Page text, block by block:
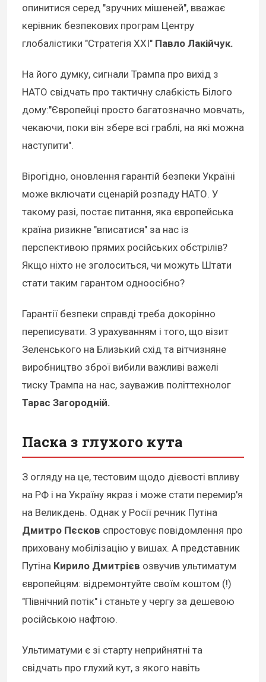
опинитися серед "зручних мішеней", вважає
керівник безпекових програм Центру
глобалістики "Стратегія ХХІ" Павло Лакійчук.
На його думку, сигнали Трампа про вихід з
НАТО свідчать про тактичну слабкість Білого
дому:"Європейці просто багатозначно мовчать,
чекаючи, поки він збере всі граблі, на які можна
наступити".
Вірогідно, оновлення гарантій безпеки Україні
може включати сценарій розпаду НАТО. У
такому разі, постає питання, яка європейська
країна ризикне "вписатися" за нас із
перспективою прямих російських обстрілів?
Якщо ніхто не зголоситься, чи можуть Штати
стати таким гарантом одноосібно?
Гарантії безпеки справді треба докорінно
переписувати. З урахуванням і того, що візит
Зеленського на Близький схід та вітчизняне
виробництво зброї вибили важливі важелі
тиску Трампа на нас, зауважив політтехнолог
Тарас Загородній.
Паска з глухого кута
З огляду на це, тестовим щодо дієвості впливу
на РФ і на Україну якраз і може стати перемир'я
на Великдень. Однак у Росії речник Путіна
Дмитро Пєсков спростовує повідомлення про
приховану мобілізацію у вишах. А представник
Путіна Кирило Дмитрієв озвучив ультиматум
європейцям: відремонтуйте своїм коштом (!)
"Північний потік" і станьте у чергу за дешевою
російською нафтою.
Ультиматуми є зі старту неприйнятні та
свідчать про глухий кут, з якого навіть